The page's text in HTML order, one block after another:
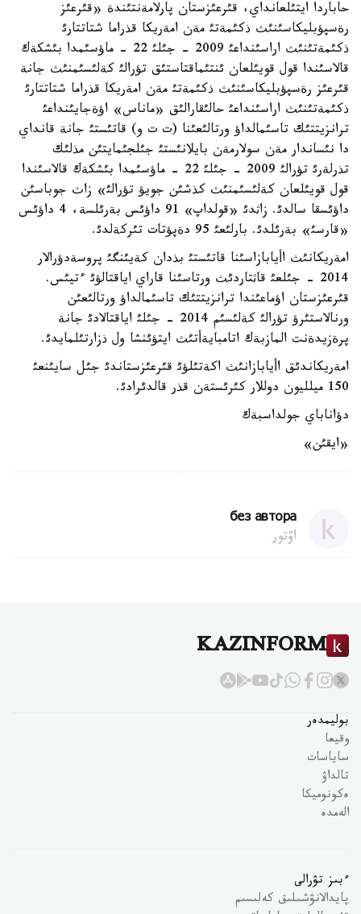
حاباردا ايتئلعانداي، قئرعئزستان پارلامةنتئندة «قئرعئز
رةسپؤبليكاسئنئث ذكئمةتئ مةن امةريكا قذراما شتاتتارئ
ذكئمةتئنئث اراسئنداعئ 2009 - جئلئ 22 - ماؤسئمدا بئشكةك
قالاسئندا قول قويئلعان ئنتئماقتاستئق تؤرالئ كةلئسئمنئث جانة
قئرعئز رةسپؤبليكاسئنئث ذكئمةتئ مةن امةريكا قذراما شتاتتارئ
ذكئمةتئنئث اراسئنداعئ حالئقارالئق «ماناس» اؤةجايئنداعئ
ترانزيتتئك تاسئمالداؤ ورتالئعئنا (ت ت و) قاتئستئ جانة قانداي
دا نئساندار مةن سولارمةن بايلانئستئ جئلجئمايتئن مذلئك
تذرلةرئ تؤرالئ 2009 - جئلئ 22 - ماؤسئمدا بئشكةك قالاسئندا
قول قويئلعان كةلئسئمنئث كذشئن جويؤ تؤرالئ» زاث جوباسئن
داؤئسقا سالدئ. زاثدئ «قولداپ» 91 داؤئس بةرئلسة، 4 داؤئس
«قارسئ» بةرئلدئ. بارلئعئ 95 دةپؤتات تئركةلدئ.
امةريكانئث اأيابازاسئنا قاتئستئ بذدان كةيئنگئ پروسةدؤرالار
2014 - جئلعئ قاثتاردئث ورتاسئنا قاراي اياقتالؤئ ءتيئس.
قئرعئزستان اؤماعئندا ترانزيتتئك تاسئمالداؤ ورتالئعئن
ورنالاستئرؤ تؤرالئ كةلئسئم 2014 - جئلئ اياقتالادئ جانة
پرةزيدةنت المازبةك اتامبايةأتئث ايتؤئنشا ول ذزارتئلمايدئ.
امةريكاندئق اأيابازانئث اكةتئلؤئ قئرعئزستاندئ جئل سايئنعئ
150 ميلليون دوللار كئرئستةن قذر قالدئرادئ.
دؤاناباي جولداسبةك
«ايقئن»
без автора
اۆتور
KAZINFORM
بوليمدەر
وقيعا
ساياسات
تالداۋ
ەكونوميكا
الەمدە
ءبىز تۋرالى
پايدالانۋشىلىق كەلىسىم